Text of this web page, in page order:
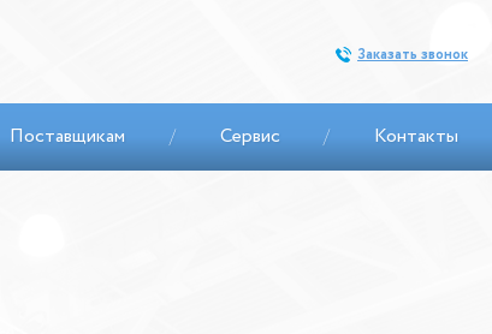
Заказать звонок
Поставщикам / Сервис / Контакты